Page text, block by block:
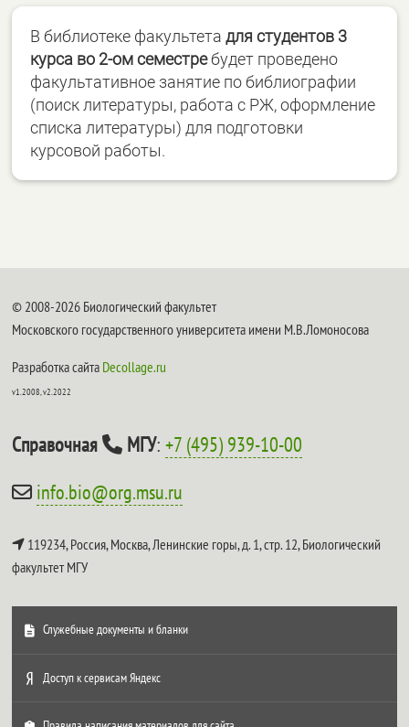
В библиотеке факультетадля студентов 3
курса во 2-ом семестребудет проведено
факультативное занятие по библиографии
(поиск литературы, работа с РЖ, оформление
списка литературы) для подготовки
курсовой работы.
© 2008-2026 Биологический факультет
Московского государственного университета имени М.В.Ломоносова
Разработка сайта Decollage.ru
v1.2008, v2.2022
Справочная МГУ:+7 (495) 939-10-00
info.bio@org.msu.ru
119234, Россия, Москва, Ленинские горы, д. 1, стр. 12,Биологический
факультет МГУ
Служебные документы и бланки
Доступ к сервисам Яндекс